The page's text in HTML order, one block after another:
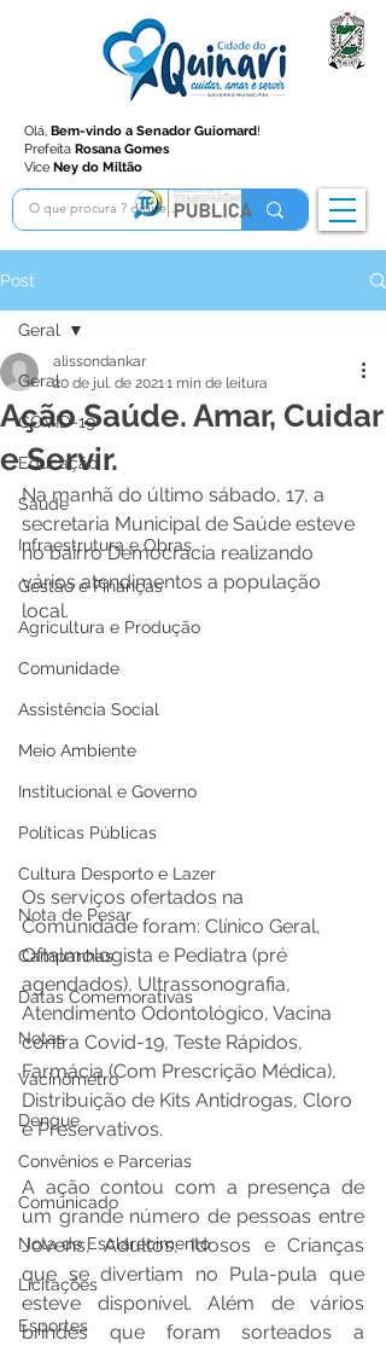
Olá, Bem-vindo a Senador Guiomard!
Prefeita Rosana Gomes
Vice Ney do Miltão
Post
Geral
COVID-19
Educação
Saúde
Infraestrutura e Obras
Gestão e Finanças
Agricultura e Produção
Comunidade
Assistência Social
Meio Ambiente
Institucional e Governo
Políticas Públicas
Cultura Desporto e Lazer
Nota de Pesar
Campanhas
Datas Comemorativas
Notas
Vacinômetro
Dengue
Convênios e Parcerias
Comunicado
Nota de Esclarecimento
Licitações
Esportes
Geral
Ação Saúde. Amar, Cuidar
e Servir.
alissondankar
20 de jul. de 20211 min de leitura
Na manhã do último sábado, 17, a
secretaria Municipal de Saúde esteve
no bairro Democracia realizando
vários atendimentos a população
local.
Os serviços ofertados na
Comunidade foram: Clínico Geral,
Oftalmologista e Pediatra (pré
agendados), Ultrassonografia,
Atendimento Odontológico, Vacina
contra Covid-19, Teste Rápidos,
Farmácia (Com Prescrição Médica),
Distribuição de Kits Antidrogas, Cloro
e Preservativos.
A ação contou com a presença de
um grande número de pessoas entre
Jovens, Adultos, Idosos e Crianças
que se divertiam no Pula-pula que
esteve disponível. Além de vários
brindes que foram sorteados a